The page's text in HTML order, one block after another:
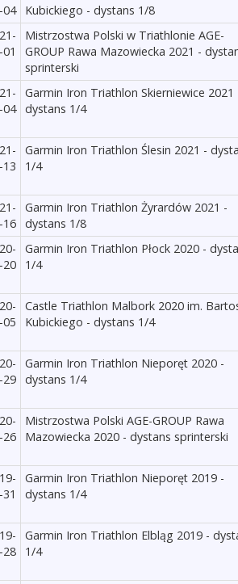
04
Kubickiego - dystans 1/8
Mistrzostwa Polski w Triathlonie AGE-
GROUP Rawa Mazowiecka 2021 -
sprinterski
04
Garmin Iron Triathlon Skierniewice 2021
dystans 1/4
13
Garmin Iron Triathlon Ślesin 2021 -
1/4
16
Garmin Iron Triathlon Żyrardów 2021 -
dystans 1/8
20
Garmin Iron Triathlon Płock 2020 -
1/4
05
Castle Triathlon Malbork 2020 im.
Kubickiego - dystans 1/4
29
Garmin Iron Triathlon Nieporęt 2020 -
dystans 1/4
26
Mistrzostwa Polski AGE-GROUP Rawa
Mazowiecka 2020 - dystans sprinterski
Garmin Iron Triathlon Nieporęt 2019 -
dystans 1/4
28
Garmin Iron Triathlon Elbląg 2019 -
1/4